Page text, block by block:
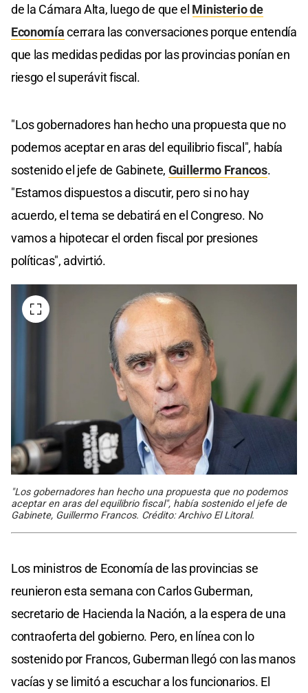
de la Cámara Alta, luego de que el Ministerio de
Economíacerrara las conversaciones porque entendía
que las medidas pedidas por las provincias ponían en
riesgo el superávit fiscal.
"Los gobernadores han hecho una propuesta que no
podemos aceptar en aras del equilibrio fiscal", había
sostenido el jefe de Gabinete, Guillermo Francos.
"Estamos dispuestos a discutir, pero si no hay
acuerdo, el tema se debatirá en el Congreso. No
vamos a hipotecar el orden fiscal por presiones
políticas", advirtió.
"Los gobernadores han hecho una propuesta que no podemos
aceptar en aras del equilibrio fiscal", había sostenido el jefe de
Gabinete, Guillermo Francos. Crédito: Archivo El Litoral.
Los ministros de Economía de las provincias se
reunieron esta semana con Carlos Guberman,
secretario de Hacienda la Nación, a la espera de una
contraoferta del gobierno. Pero, en línea con lo
sostenido por Francos, Guberman llegó con las manos
vacías y se limitó a escuchar a los funcionarios. El